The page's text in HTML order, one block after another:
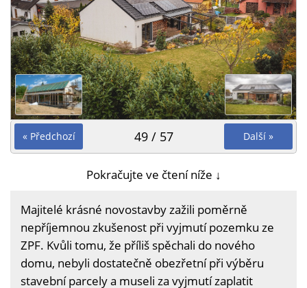
« Předchozí Další »
49 / 57
Pokračujte ve čtení níže ↓
Majitelé krásné novostavby zažili poměrně
nepříjemnou zkušenost při vyjmutí pozemku ze
ZPF. Kvůli tomu, že příliš spěchali do nového
domu, nebyli dostatečně obezřetní při výběru
stavební parcely a museli za vyjmutí zaplatit